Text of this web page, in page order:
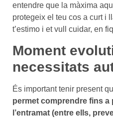
entendre que la màxima
protegeix el teu cos a curt i
t’estimo i et vull cuidar, en
Moment
necessitats
És important tenir present
permet comprendre fins
l’entramat (entre ells,